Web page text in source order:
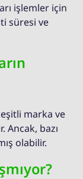
işlemler için
süresi ve
marka ve
bazı
olabilir.